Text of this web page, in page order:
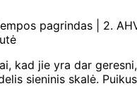
pagrindas | 2.
kad jie yra dar
sieninis skalė.